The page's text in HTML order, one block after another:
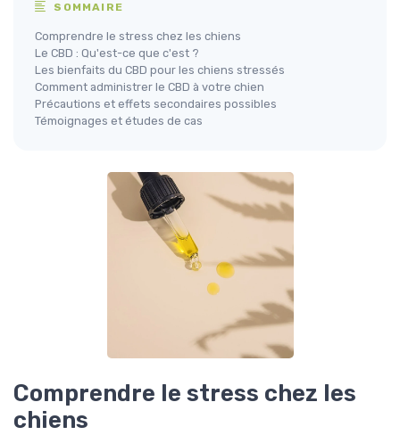
SOMMAIRE
Comprendre le stress chez les chiens
Le CBD : Qu'est-ce que c'est ?
Les bienfaits du CBD pour les chiens stressés
Comment administrer le CBD à votre chien
Précautions et effets secondaires possibles
Témoignages et études de cas
Comprendre le stress chez les
chiens